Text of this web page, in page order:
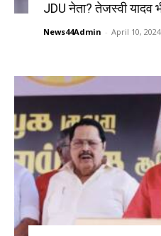
JDU नेता? तेजस्वी यादव
News44Admin - April 10, 2024